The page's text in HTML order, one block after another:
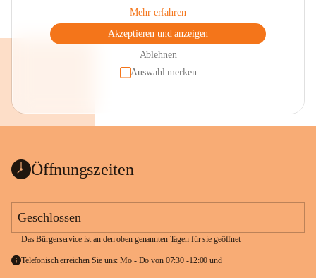
Mehr erfahren
Akzeptieren und anzeigen
Ablehnen
Auswahl merken
Öffnungszeiten
Geschlossen
Das Bürgerservice ist an den oben genannten Tagen für sie geöffnet
Telefonisch erreichen Sie uns: Mo - Do von 07:30 -12:00 und